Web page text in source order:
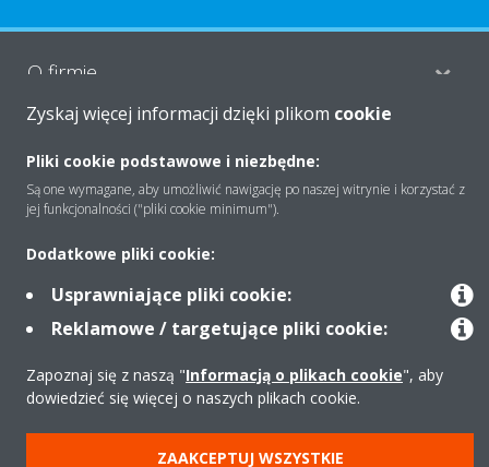
O firmie
Rozwiązania
Produkty
Copyright © Daikin
Zastrzeżenia prawne
Cookies
Polityka Ochrony Danych
Zyskaj więcej informacji dzięki plikom cookie
Pliki cookie podstawowe i niezbędne:
Są one wymagane, aby umożliwić nawigację po naszej witrynie i korzystać z
jej funkcjonalności ("pliki cookie minimum").
Dodatkowe pliki cookie:
Usprawniające pliki cookie:
Reklamowe / targetujące pliki cookie:
Zapoznaj się z naszą "Informacją o plikach cookie", aby
dowiedzieć się więcej o naszych plikach cookie.
ZAAKCEPTUJ WSZYSTKIE